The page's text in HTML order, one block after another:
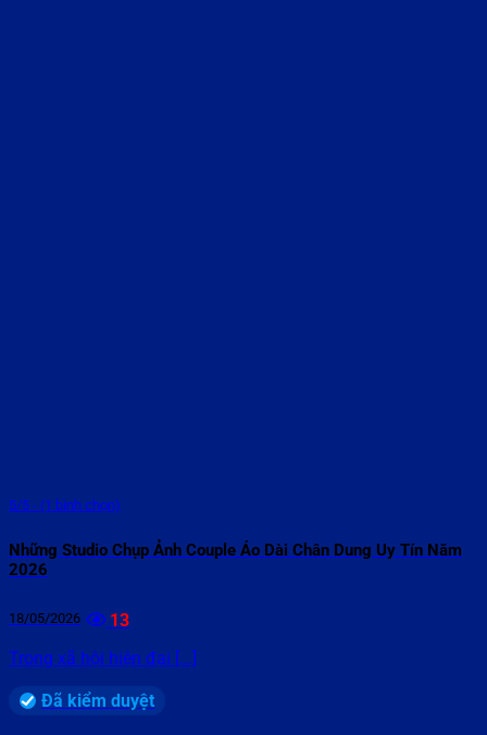
5/5 - (1 bình chọn)
Những Studio Chụp Ảnh Couple Áo Dài Chân Dung Uy Tín Năm
2026
18/05/2026
13
Trong xã hội hiện đại [...]
Đã kiểm duyệt